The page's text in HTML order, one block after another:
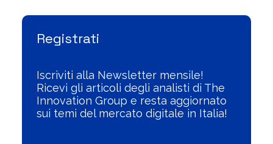
Registrati
Iscriviti alla Newsletter mensile!
Ricevi gli articoli degli analisti di The
Innovation Group e resta aggiornato
sui temi del mercato digitale in Italia!